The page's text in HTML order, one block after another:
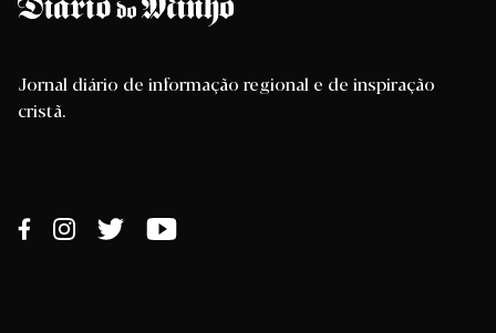
Jornal diário de informação regional e de inspiração
cristã.